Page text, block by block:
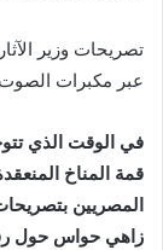
تصريحات وزير
عبر مكبرات الصوت
في الوقت الذي
قمة المناخ
المصريين
زاهي حواس حول